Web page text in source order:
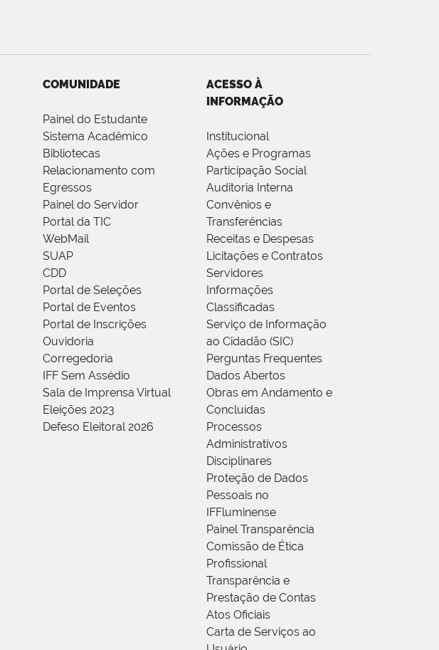
COMUNIDADE
Painel do Estudante
Sistema Acadêmico
Bibliotecas
Relacionamento com
Egressos
Painel do Servidor
Portal da TIC
WebMail
SUAP
CDD
Portal de Seleções
Portal de Eventos
Portal de Inscrições
Ouvidoria
Corregedoria
IFF Sem Assédio
Sala de Imprensa Virtual
Eleições 2023
Defeso Eleitoral 2026
ACESSO À
INFORMAÇÃO
Institucional
Ações e Programas
Participação Social
Auditoria Interna
Convênios e
Transferências
Receitas e Despesas
Licitações e Contratos
Servidores
Informações
Classificadas
Serviço de Informação
ao Cidadão (SIC)
Perguntas Frequentes
Dados Abertos
Obras em Andamento e
Concluídas
Processos
Administrativos
Disciplinares
Proteção de Dados
Pessoais no
IFFluminense
Painel Transparência
Comissão de Ética
Profissional
Transparência e
Prestação de Contas
Atos Oficiais
Carta de Serviços ao